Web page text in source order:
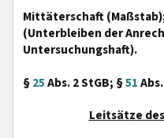
Mittäterschaft
(Unterbleiben der
Untersuchungshaft).
§25Abs. 2 StGB; §51
Leitsätze